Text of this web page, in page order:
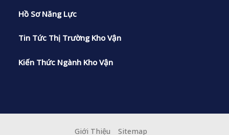
Hồ Sơ Năng Lực
Tin Tức Thị Trường Kho Vận
Kiến Thức Ngành Kho Vận
Giới Thiệu Sitemap